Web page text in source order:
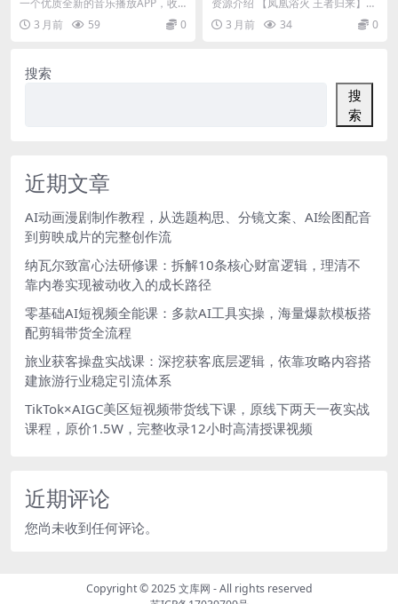
一个优质全新的音乐播放APP，收
录全球歌曲资源，可以导入本地歌
曲、歌单播放，定期...
3 月前 59 0
手游
资源介绍 【凤凰浴火 王者归来】
全新大臣，震撼来袭，绝美妃子，
即刻登场。更有周...
3 月前 34 0
搜索
搜
索
近期文章
AI动画漫剧制作教程，从选题构思、分镜文案、AI绘图配音
到剪映成片的完整创作流
纳瓦尔致富心法研修课：拆解10条核心财富逻辑，理清不
靠内卷实现被动收入的成长路径
零基础AI短视频全能课：多款AI工具实操，海量爆款模板搭
配剪辑带货全流程
旅业获客操盘实战课：深挖获客底层逻辑，依靠攻略内容搭
建旅游行业稳定引流体系
TikTok×AIGC美区短视频带货线下课，原线下两天一夜实战
课程，原价1.5W，完整收录12小时高清授课视频
近期评论
您尚未收到任何评论。
Copyright © 2025文库网 - All rights reserved